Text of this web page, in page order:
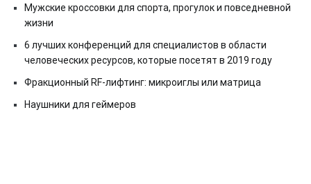
Мужские кроссовки для спорта, прогулок и повседневной
жизни
6 лучших конференций для специалистов в области
человеческих ресурсов, которые посетят в 2019 году
Фракционный RF-лифтинг: микроиглы или матрица
Наушники для геймеров